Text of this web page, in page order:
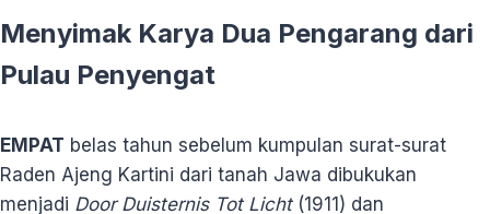
Menyimak Karya Dua Pengarang dari
Pulau Penyengat
EMPAT belas tahun sebelum kumpulan surat-surat
Raden Ajeng Kartini dari tanah Jawa dibukukan
menjadi Door Duisternis Tot Licht(1911) dan